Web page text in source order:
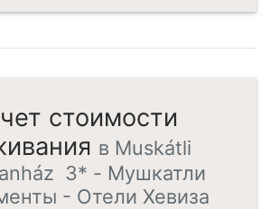
стоимости
в Muskátli
3* - Мушкатли
- Отели Хевиза